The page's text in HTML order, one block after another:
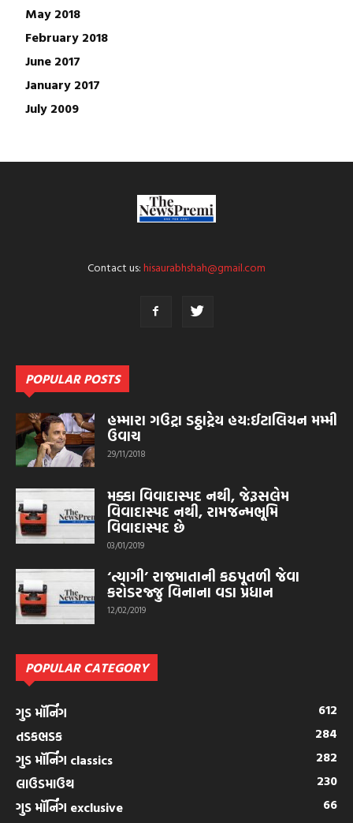
May 2018
February 2018
June 2017
January 2017
July 2009
Contact us:hisaurabhshah@gmail.com
POPULAR POSTS
હમ્મારા ગઉટ્રા ડઠ્ઠાટ્રેય હય:ઈટાલિયન મમ્મી
ઉવાચ
29/11/2018
મક્કા વિવાદાસ્પદ નથી, જેરૂસલેમ
વિવાદાસ્પદ નથી, રામજન્મભૂમિ
વિવાદાસ્પદ છે
03/01/2019
‘ત્યાગી’ રાજમાતાની કઠપૂતળી જેવા
કરોડરજ્જુ વિનાના વડા પ્રધાન
12/02/2019
POPULAR CATEGORY
ગુડ મૉર્નિંગ
612
તડકભડક
284
ગુડ મૉર્નિંગ classics
282
લાઉડમાઉથ
230
ગુડ મૉર્નિંગ exclusive
66